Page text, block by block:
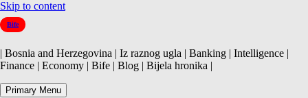
Skip to content
Bife
| Bosnia and Herzegovina | Iz raznog ugla | Banking | Intelligence |
Finance | Economy | Bife | Blog | Bijela hronika |
Primary Menu